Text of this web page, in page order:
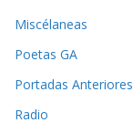
Miscélaneas
Poetas GA
Portadas Anteriores
Radio